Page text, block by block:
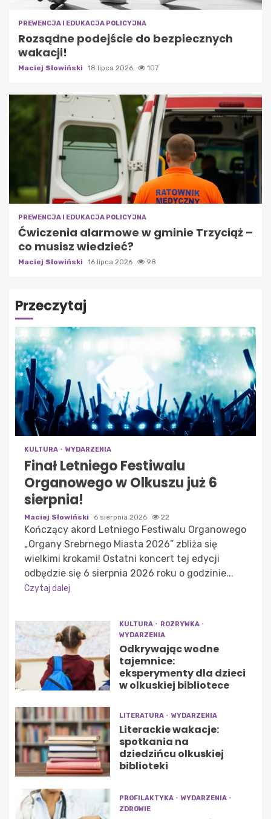
PREWENCJA I EDUKACJA POLICYJNA
Rozsądne podejście do bezpiecznych
wakacji!
Maciej Słowiński 18 lipca 2026 107
PREWENCJA I EDUKACJA POLICYJNA
Ćwiczenia alarmowe w gminie Trzyciąż –
co musisz wiedzieć?
Maciej Słowiński 16 lipca 2026 98
Przeczytaj
KULTURA WYDARZENIA
Finał Letniego Festiwalu
Organowego w Olkuszu już 6
sierpnia!
Maciej Słowiński 6 sierpnia 2026 22
Kończący akord Letniego Festiwalu Organowego
„Organy Srebrnego Miasta 2026” zbliża się
wielkimi krokami! Ostatni koncert tej edycji
odbędzie się 6 sierpnia 2026 roku o godzinie...
Czytaj dalej
KULTURA
ROZRYWKA
WYDARZENIA
Odkrywając wodne
tajemnice:
eksperymenty dla dzieci
w olkuskiej bibliotece
LITERATURA WYDARZENIA
Literackie wakacje:
spotkania na
dziedzińcu olkuskiej
biblioteki
PROFILAKTYKA
WYDARZENIA
ZDROWIE